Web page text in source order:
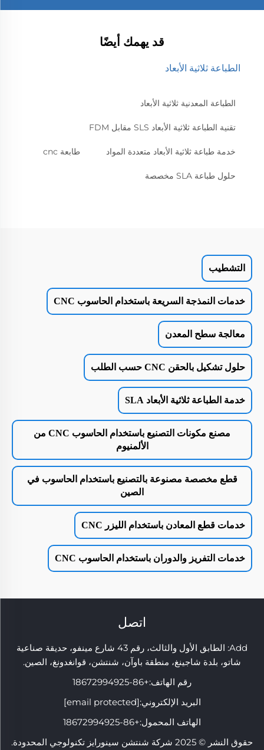
قد يهمك أيضًا
الطباعة ثلاثية الأبعاد
الطباعة المعدنية ثلاثية الأبعاد
تقنية الطباعة ثلاثية الأبعاد SLS مقابل FDM
خدمة طباعة ثلاثية الأبعاد متعددة المواد طابعة cnc
حلول طباعة SLA مخصصة
التشطيب
خدمات النمذجة السريعة باستخدام الحاسوب CNC
معالجة سطح المعدن
حلول تشكيل بالحقن CNC حسب الطلب
خدمة الطباعة ثلاثية الأبعاد SLA
مصنع مكونات التصنيع باستخدام الحاسوب CNC من
الألمنيوم
قطع مخصصة مصنوعة بالتصنيع باستخدام الحاسوب في
الصين
خدمات قطع المعادن باستخدام الليزر CNC
خدمات التفريز والدوران باستخدام الحاسوب CNC
اتصل
Add: الطابق الأول والثالث، رقم 43 شارع مينفو، حديقة صناعية
شاتو، بلدة شاجينغ، منطقة باوآن، شنتشن، قوانغدونغ، الصين.
رقم الهاتف:+86-18672994925
البريد الإلكتروني:[email protected]
الهاتف المحمول:+86-18672994925
حقوق النشر © 2025 شركة شنتشن سينورايز تكنولوجي المحدودة.